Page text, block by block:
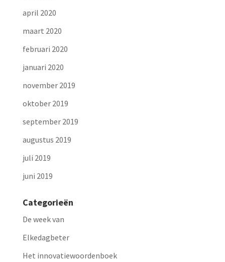
april 2020
maart 2020
februari 2020
januari 2020
november 2019
oktober 2019
september 2019
augustus 2019
juli 2019
juni 2019
Categorieën
De week van
Elkedagbeter
Het innovatiewoordenboek